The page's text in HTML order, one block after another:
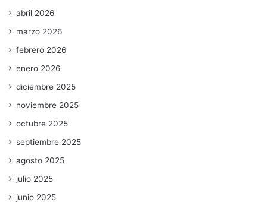
abril 2026
marzo 2026
febrero 2026
enero 2026
diciembre 2025
noviembre 2025
octubre 2025
septiembre 2025
agosto 2025
julio 2025
junio 2025